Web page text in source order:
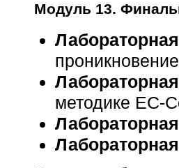
Модуль 13.
проникновение
методике EC-